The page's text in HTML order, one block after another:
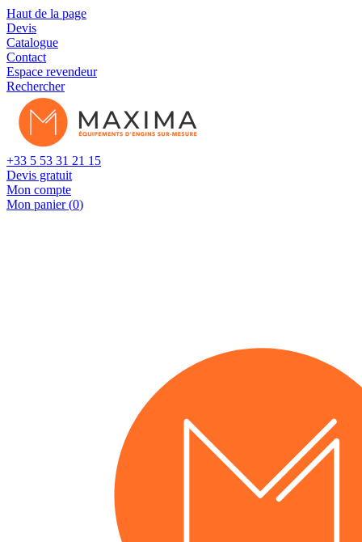
Haut de la page
Devis
Catalogue
Contact
Espace revendeur
Rechercher
+33 5 53 31 21 15
Devis gratuit
Mon compte
Mon panier (0)
Cookies management panel